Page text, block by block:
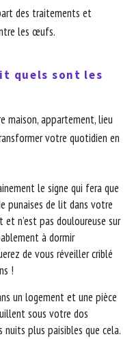
des traitements et
les œufs.
quels sont les
maison, appartement, lieu
votre quotidien en
le signe qui fera que
punaises de lit dans votre
n’est pas douloureuse sur
à dormir
de vous réveiller criblé
!
un logement et une pièce
sous votre dos
plus paisibles que cela.